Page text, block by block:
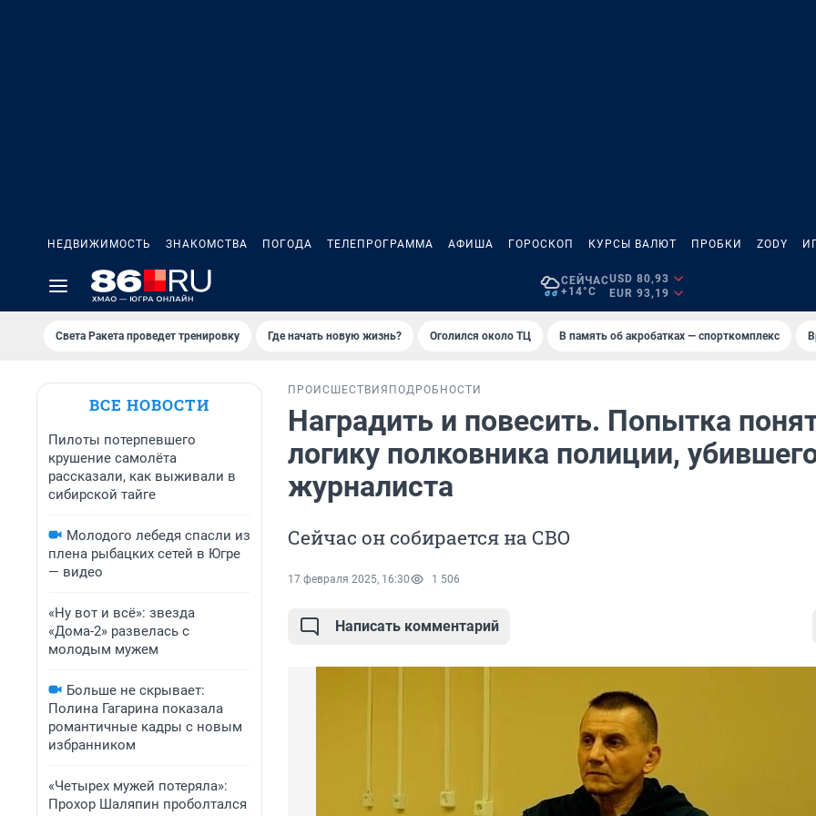
НЕДВИЖИМОСТЬ ЗНАКОМСТВА ПОГОДА ТЕЛЕПРОГРАММА АФИША ГОРОСКОП КУРСЫ ВАЛЮТ ПРОБКИ ZODY
СЕЙЧАС
+14°C
USD 80,93
EUR 93,19
Света Ракета проведет тренировку Где начать новую жизнь? Оголился около ТЦ В память об акробатках — спорткомплекс
ВСЕ НОВОСТИ
Пилоты потерпевшего
крушение самолёта
рассказали, как выживали в
сибирской тайге
Молодого лебедя спасли из
плена рыбацких сетей в Югре
— видео
«Ну вот и всё»: звезда
«Дома-2» развелась с
молодым мужем
Больше не скрывает:
Полина Гагарина показала
романтичные кадры с новым
избранником
«Четырех мужей потеряла»:
Прохор Шаляпин проболтался
ПРОИСШЕСТВИЯ ПОДРОБНОСТИ
Наградить и повесить. Попытка
логику полковника полиции,
журналиста
Сейчас он собирается на СВО
17 февраля 2025, 16:30 1 506
Написать комментарий